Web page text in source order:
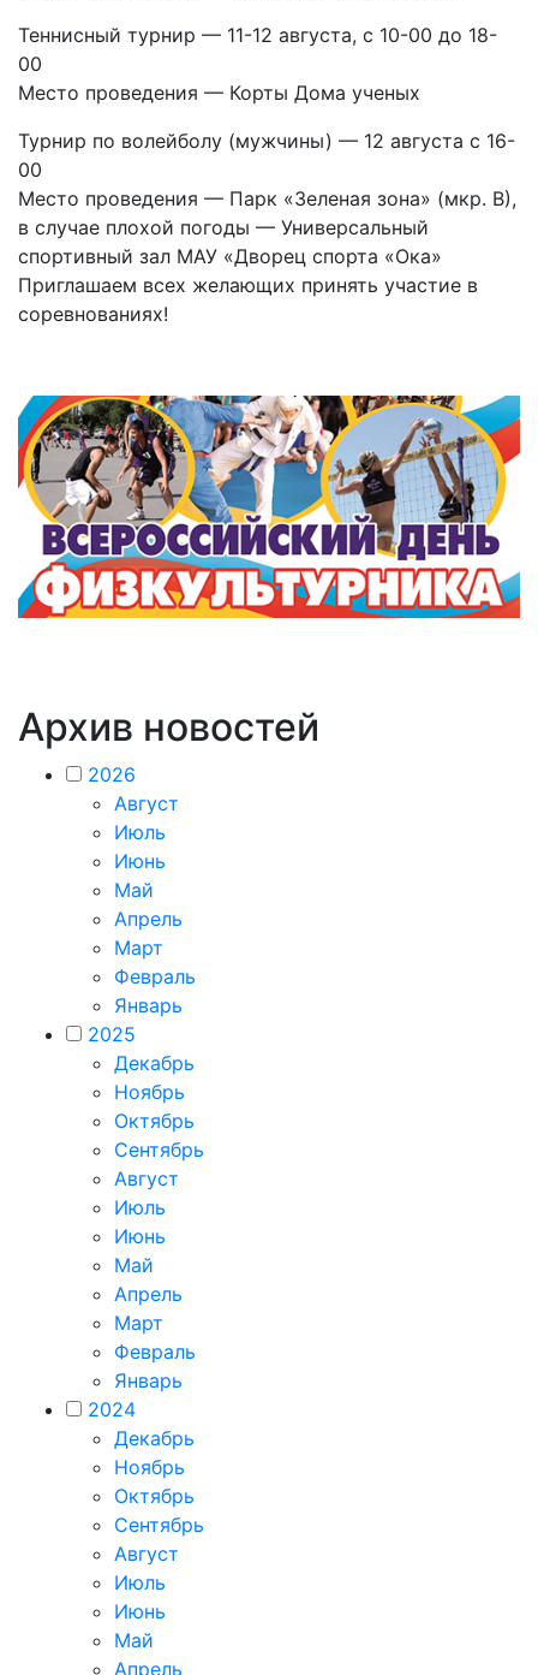
Теннисный турнир — 11-12 августа, с 10-00 до 18-
00
Место проведения — Корты Дома ученых
Турнир по волейболу (мужчины) — 12 августа с 16-
00
Место проведения — Парк «Зеленая зона» (мкр. В),
в случае плохой погоды — Универсальный
спортивный зал МАУ «Дворец спорта «Ока»
Приглашаем всех желающих принять участие в
соревнованиях!
Архив новостей
2026
Август
Июль
Июнь
Май
Апрель
Март
Февраль
Январь
2025
Декабрь
Ноябрь
Октябрь
Сентябрь
Август
Июль
Июнь
Май
Апрель
Март
Февраль
Январь
2024
Декабрь
Ноябрь
Октябрь
Сентябрь
Август
Июль
Июнь
Май
Апрель